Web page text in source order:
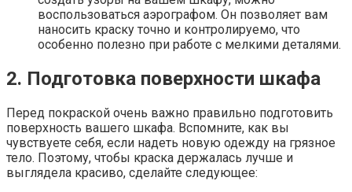
воспользоваться аэрографом. Он позволяет вам
наносить краску точно и контролируемо, что
особенно полезно при работе с мелкими деталями.
2. Подготовка поверхности шкафа
Перед покраской очень важно правильно подготовить
поверхность вашего шкафа. Вспомните, как вы
чувствуете себя, если надеть новую одежду на грязное
тело. Поэтому, чтобы краска держалась лучше и
выглядела красиво, сделайте следующее: